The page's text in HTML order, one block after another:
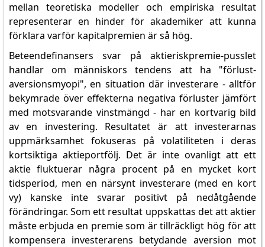
mellan teoretiska modeller och empiriska resultat
representerar en hinder för akademiker att kunna
förklara varför kapitalpremien är så hög.
Beteendefinansers svar på aktieriskpremie-pusslet
handlar om människors tendens att ha "förlust-
aversionsmyopi", en situation där investerare - alltför
bekymrade över effekterna negativa förluster jämfört
med motsvarande vinstmängd - har en kortvarig bild
av en investering. Resultatet är att investerarnas
uppmärksamhet fokuseras på volatiliteten i deras
kortsiktiga aktieportfölj. Det är inte ovanligt att ett
aktie fluktuerar några procent på en mycket kort
tidsperiod, men en närsynt investerare (med en kort
vy) kanske inte svarar positivt på nedåtgående
förändringar. Som ett resultat uppskattas det att aktier
måste erbjuda en premie som är tillräckligt hög för att
kompensera investerarens betydande aversion mot